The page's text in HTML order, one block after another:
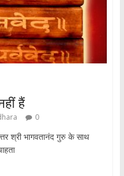
हैं
0
श्री भागवतानंद गुरु के साथ